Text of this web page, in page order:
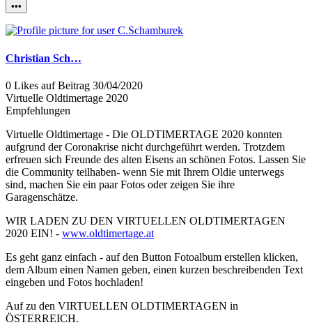
•••
Christian Sch…
0 Likes auf Beitrag 30/04/2020
Virtuelle Oldtimertage 2020
Empfehlungen
Virtuelle Oldtimertage - Die OLDTIMERTAGE 2020 konnten
aufgrund der Coronakrise nicht durchgeführt werden. Trotzdem
erfreuen sich Freunde des alten Eisens an schönen Fotos. Lassen Sie
die Community teilhaben- wenn Sie mit Ihrem Oldie unterwegs
sind, machen Sie ein paar Fotos oder zeigen Sie ihre
Garagenschätze.
WIR LADEN ZU DEN VIRTUELLEN OLDTIMERTAGEN
2020 EIN! - www.oldtimertage.at
Es geht ganz einfach - auf den Button Fotoalbum erstellen klicken,
dem Album einen Namen geben, einen kurzen beschreibenden Text
eingeben und Fotos hochladen!
Auf zu den VIRTUELLEN OLDTIMERTAGEN in
ÖSTERREICH.